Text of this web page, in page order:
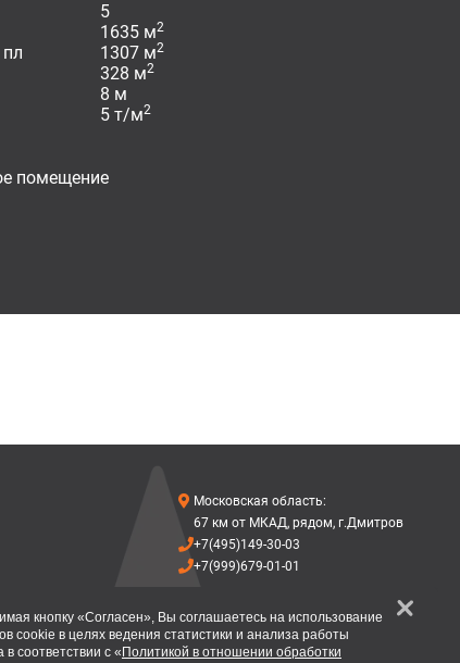
5
1635 м2
1307 м2
328 м2
8 м
5 т/м2
помещение
Московская область:
67 км от МКАД, рядом, г.Дмитров
+7(495)149-30-03
+7(999)679-01-01
кнопку «Согласен», Вы соглашаетесь на использование
cookie в целях ведения статистики и анализа работы
в соответствии с « Политикой в отношении обработки